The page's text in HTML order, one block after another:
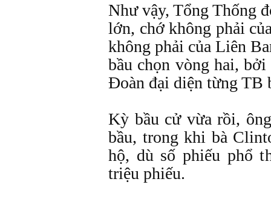
Như vậy, Tổng Thống
lớn, chớ không phải
không phải của Liên
bầu chọn vòng hai,
Đoàn đại diện từng TB
Kỳ bầu cử vừa rồi,
bầu, trong khi bà
hộ, dù số phiếu phổ
triệu phiếu.